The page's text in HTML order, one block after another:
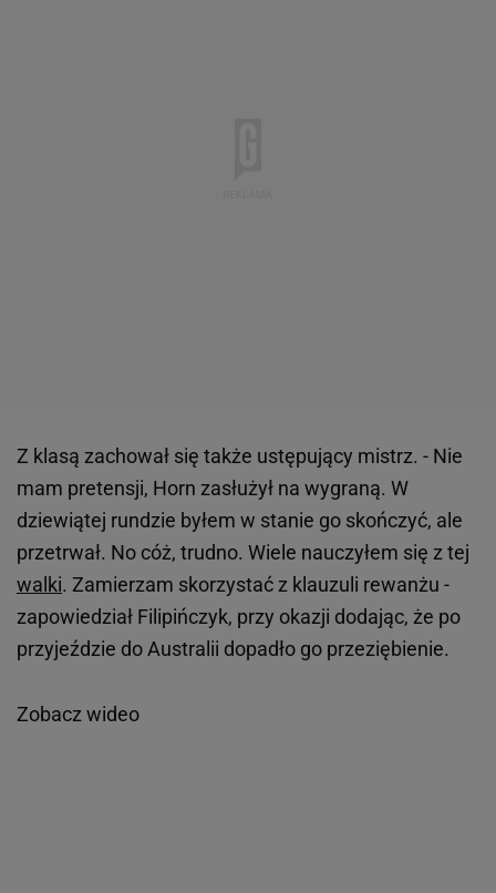
Z klasą zachował się także ustępujący mistrz. - Nie
mam pretensji, Horn zasłużył na wygraną. W
dziewiątej rundzie byłem w stanie go skończyć, ale
przetrwał. No cóż, trudno. Wiele nauczyłem się z tej
walki. Zamierzam skorzystać z klauzuli rewanżu -
zapowiedział Filipińczyk, przy okazji dodając, że po
przyjeździe do Australii dopadło go przeziębienie.
Zobacz wideo